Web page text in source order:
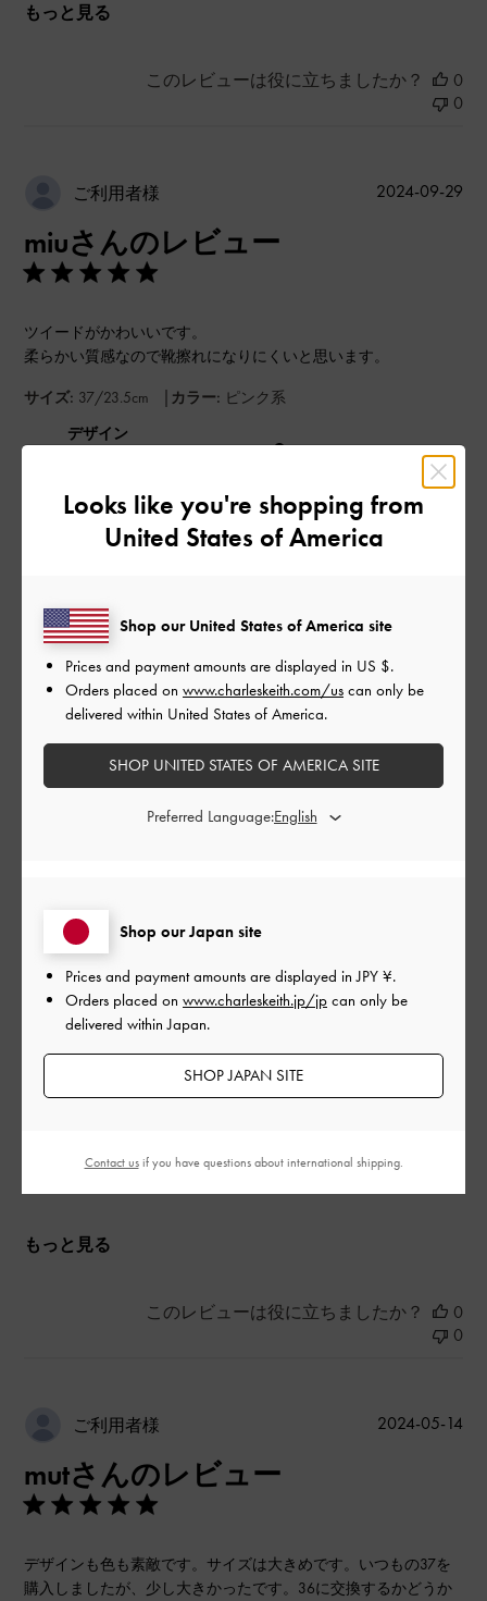
もっと見る
このレビューは役に立ちましたか？
0
0
ご利用者様
miuさんのレビュー
ツイードがかわいいです。
柔らかい質感なので靴擦れになりにくいと思います。
サイズ: 37/23.5cm | カラー: ピンク系
デザイン
もっと見る
公
2024-09-29
このレビューは役に立ちましたか？
ご利用者様
ツイードのシューズが欲しいと思って購入♡
今年の秋冬大活躍間違いなし！
サイズ: 37/23.5cm | カラー: ピンク系
デザイン
とても良かった
もっと見る
このレビューは役に立ちましたか？
0
0
ご利用者様
mutさんのレビュー
デザインも色も素敵です。サイズは大きめです。いつもの37を
購入しましたが、少し大きかったです。36に交換するかどうか
公
2024-05-14
Looks like you're shopping from
United States of America
Shop our Japan site
Prices and payment amounts are displayed inJPY ¥.
Orders placed on www.charleskeith.jp/jp can only be
delivered within Japan.
SHOP JAPAN SITE
Shop our United States of America site
Prices and payment amounts are displayed in US $.
Orders placed on www.charleskeith.com/us can only be
delivered within United States of America.
SHOP UNITED STATES OF AMERICA SITE
Preferred Language:
Contact usif you have questions about international shipping.